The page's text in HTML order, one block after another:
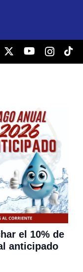
el 10% de
anticipado